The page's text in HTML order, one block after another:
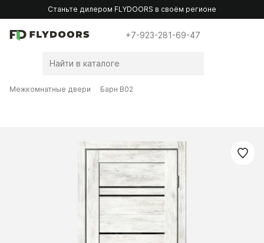
Станьте дилером FLYDOORS в своём регионе
+7-923-281-69-47
Межкомнатные двери Барн B02